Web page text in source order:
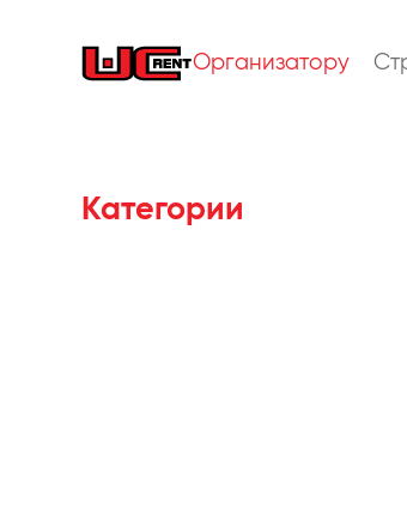
Организатору
Категории